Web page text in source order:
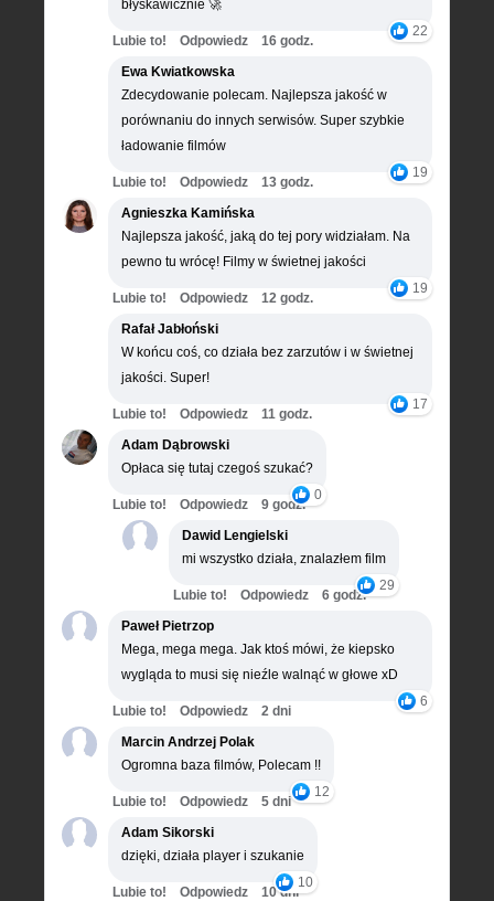
błyskawicznie 🚀
22
Lubie to! Odpowiedz
16 godz.
Ewa Kwiatkowska
Zdecydowanie polecam. Najlepsza jakość w
porównaniu do innych serwisów. Super szybkie
ładowanie filmów
19
Lubie to! Odpowiedz
13 godz.
Agnieszka Kamińska
Najlepsza jakość, jaką do tej pory widziałam. Na
pewno tu wrócę! Filmy w świetnej jakości
19
Lubie to! Odpowiedz
12 godz.
Rafał Jabłoński
W końcu coś, co działa bez zarzutów i w świetnej
jakości. Super!
17
Lubie to! Odpowiedz
11 godz.
Adam Dąbrowski
Opłaca się tutaj czegoś szukać?
0
Lubie to! Odpowiedz
9 godz.
Dawid Lengielski
mi wszystko działa, znalazłem film
29
Lubie to! Odpowiedz
6 godz.
Paweł Pietrzop
Mega, mega mega. Jak ktoś mówi, że kiepsko
wygląda to musi się nieźle walnąć w głowe xD
6
Lubie to! Odpowiedz
2 dni
Marcin Andrzej Polak
Ogromna baza filmów, Polecam !!
12
Lubie to! Odpowiedz
5 dni
Adam Sikorski
dzięki, działa player i szukanie
10
Lubie to! Odpowiedz 10 dni